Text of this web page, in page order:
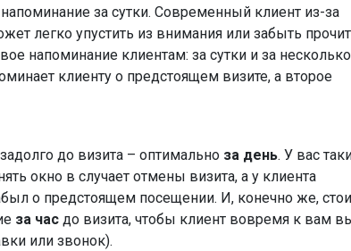
за сутки. Современный клиент из-за
легко упустить из внимания или забыть
напоминание клиентам: за сутки и за
клиенту о предстоящем визите, а второе
до визита – оптимально за день. У вас
окно в случает отмены визита, а у клиента
о предстоящем посещении. И, конечно же,
за час до визита, чтобы клиент вовремя к вам
или звонок).